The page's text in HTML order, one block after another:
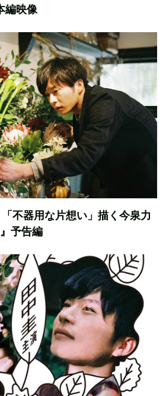
編映像
不器用な片想い」描く今泉力
予告編